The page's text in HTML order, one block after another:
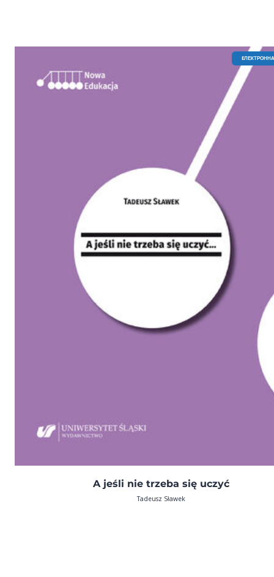
A jeśli nie trzeba się uczyć
Tadeusz Sławek